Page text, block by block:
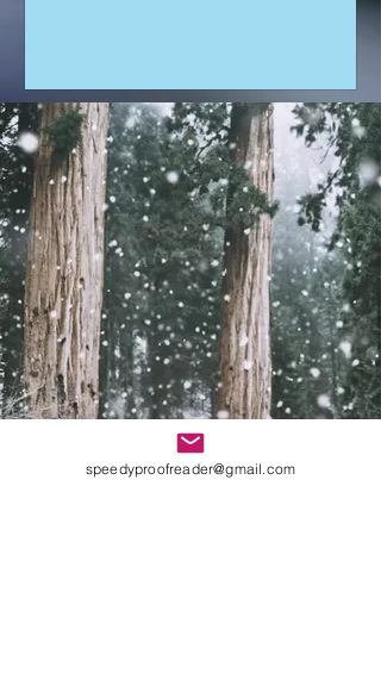
speedyproofreader@gmail.com